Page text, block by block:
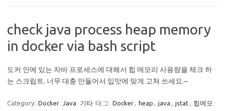
check java process heap memory
in docker via bash script
도커 안에 있는 자바 프로세스에 대해서 힙 메모리 사용량을 체크 하
는 스크립트. 너무 대충 만들어서 입맛에 맞게 고쳐 쓰세요.~
Category: Docker Java 기타 태그: Docker, heap , java , jstat, 힙메모